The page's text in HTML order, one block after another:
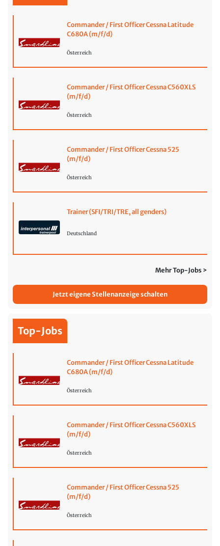
Commander / First Officer Cessna Latitude
C680A (m/f/d)
Österreich
Commander / First Officer Cessna C560XLS
(m/f/d)
Österreich
Commander / First Officer Cessna 525
(m/f/d)
Österreich
Trainer (SFI/TRI/TRE, all genders)
Deutschland
Mehr Top-Jobs >
Jetzt eigene Stellenanzeige schalten
Top-Jobs
Commander / First Officer Cessna Latitude
C680A (m/f/d)
Österreich
Commander / First Officer Cessna C560XLS
(m/f/d)
Österreich
Commander / First Officer Cessna 525
(m/f/d)
Österreich